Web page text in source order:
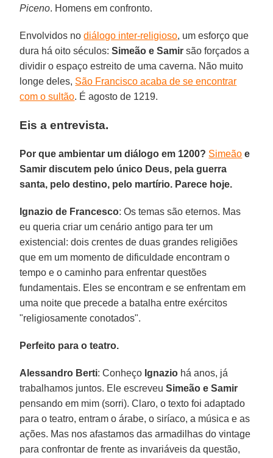
Piceno. Homens em confronto.
Envolvidos nodiálogo inter-religioso, um esforço que
dura há oito séculos:Simeão e Samir são forçados a
dividir o espaço estreito de uma caverna. Não muito
longe deles, São Francisco acaba de se encontrar
com o sultão. É agosto de 1219.
Eis a entrevista.
Por que ambientar um diálogo em 1200? Simeão e
Samir discutem pelo único Deus, pela guerra
santa, pelo destino, pelo martírio. Parece hoje.
Ignazio de Francesco: Os temas são eternos. Mas
eu queria criar um cenário antigo para ter um
existencial: dois crentes de duas grandes religiões
que em um momento de dificuldade encontram o
tempo e o caminho para enfrentar questões
fundamentais. Eles se encontram e se enfrentam em
uma noite que precede a batalha entre exércitos
"religiosamente conotados".
Perfeito para o teatro.
Alessandro Berti: Conheço Ignazio há anos, já
trabalhamos juntos. Ele escreveuSimeão e Samir
pensando em mim (sorri). Claro, o texto foi adaptado
para o teatro, entram o árabe, o siríaco, a música e as
ações. Mas nos afastamos das armadilhas do vintage
para confrontar de frente as invariáveis da questão,